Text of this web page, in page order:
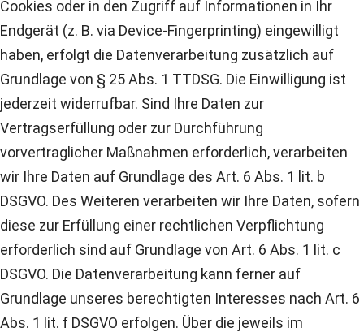
Cookies oder in den Zugriff auf Informationen in Ihr
Endgerät (z. B. via Device-Fingerprinting) eingewilligt
haben, erfolgt die Datenverarbeitung zusätzlich auf
Grundlage von § 25 Abs. 1 TTDSG. Die Einwilligung ist
jederzeit widerrufbar. Sind Ihre Daten zur
Vertragserfüllung oder zur Durchführung
vorvertraglicher Maßnahmen erforderlich, verarbeiten
wir Ihre Daten auf Grundlage des Art. 6 Abs. 1 lit. b
DSGVO. Des Weiteren verarbeiten wir Ihre Daten, sofern
diese zur Erfüllung einer rechtlichen Verpflichtung
erforderlich sind auf Grundlage von Art. 6 Abs. 1 lit. c
DSGVO. Die Datenverarbeitung kann ferner auf
Grundlage unseres berechtigten Interesses nach Art. 6
Abs. 1 lit. f DSGVO erfolgen. Über die jeweils im